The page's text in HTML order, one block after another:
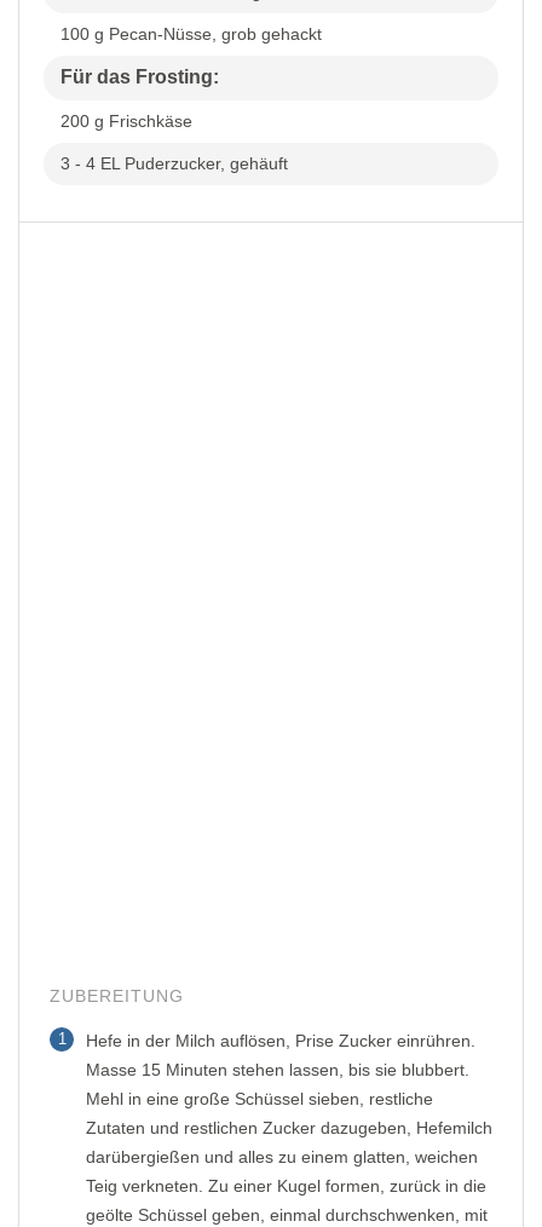
100 g Pecan-Nüsse, grob gehackt
Für das Frosting:
200 g Frischkäse
3 - 4 EL Puderzucker, gehäuft
ZUBEREITUNG
1
Hefe in der Milch auflösen, Prise Zucker einrühren.
Masse 15 Minuten stehen lassen, bis sie blubbert.
Mehl in eine große Schüssel sieben, restliche
Zutaten und restlichen Zucker dazugeben, Hefemilch
darübergießen und alles zu einem glatten, weichen
Teig verkneten. Zu einer Kugel formen, zurück in die
geölte Schüssel geben, einmal durchschwenken, mit